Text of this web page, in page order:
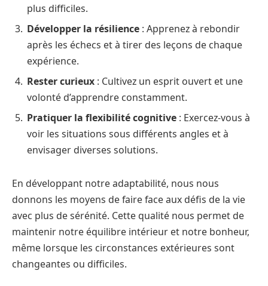
plus difficiles.
Développer la résilience : Apprenez à rebondir
après les échecs et à tirer des leçons de chaque
expérience.
Rester curieux : Cultivez un esprit ouvert et une
volonté d’apprendre constamment.
Pratiquer la flexibilité cognitive : Exercez-vous à
voir les situations sous différents angles et à
envisager diverses solutions.
En développant notre adaptabilité, nous nous
donnons les moyens de faire face aux défis de la vie
avec plus de sérénité. Cette qualité nous permet de
maintenir notre équilibre intérieur et notre bonheur,
même lorsque les circonstances extérieures sont
changeantes ou difficiles.